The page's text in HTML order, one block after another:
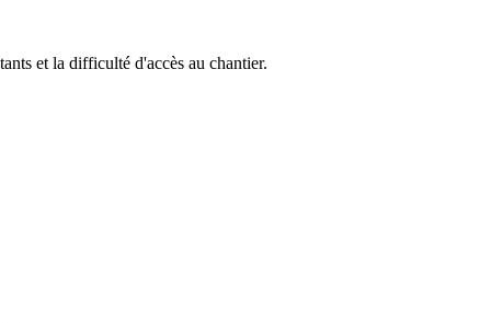
et la difficulté d'accès au chantier.